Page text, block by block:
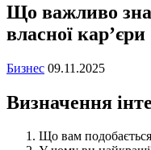
Що важливо
власної кар’єри
Бизнес 09.11.2025
Визначення
Що вам